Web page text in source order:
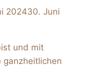
202430. Juni
und mit